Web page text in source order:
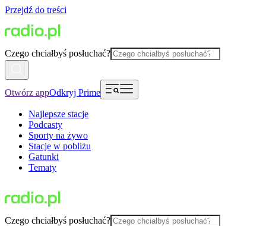
Przejdź do treści
Czego chciałbyś posłuchać?
Otwórz appOdkryj Prime
Najlepsze stacje
Podcasty
Sporty na żywo
Stacje w pobliżu
Gatunki
Tematy
Czego chciałbyś posłuchać?